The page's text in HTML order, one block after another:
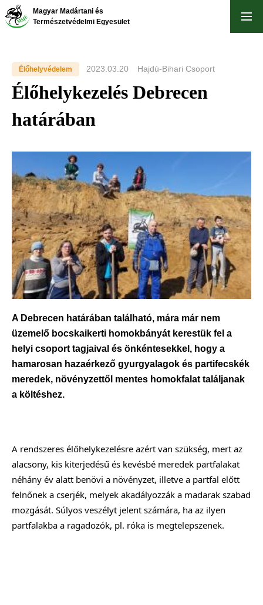
Ugrás
Magyar Madártani és
Természetvédelmi Egyesület
Élőhelyvédelem 2023.03.20 Hajdú-Bihari Csoport
Élőhelykezelés Debrecen
határában
A Debrecen határában található, mára már nem
üzemelő bocskaikerti homokbányát kerestük fel a
helyi csoport tagjaival és önkéntesekkel, hogy a
hamarosan hazaérkező gyurgyalagok és partifecskék
meredek, növényzettől mentes homokfalat találjanak
a költéshez.
A rendszeres élőhelykezelésre azért van szükség, mert az
alacsony, kis kiterjedésű és kevésbé meredek partfalakat
néhány év alatt benövi a növényzet, illetve a partfal előtt
felnőnek a cserjék, melyek akadályozzák a madarak szabad
mozgását. Súlyos veszélyt jelent számára, ha az ilyen
partfalakba a ragadozók, pl. róka is megtelepszenek.